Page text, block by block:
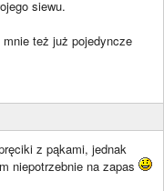
siewu.
też już pojedyncze
z pąkami, jednak
niepotrzebnie na zapas